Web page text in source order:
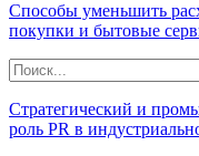
Способы уменьшить
покупки и бытовые
Стратегический и
роль PR в